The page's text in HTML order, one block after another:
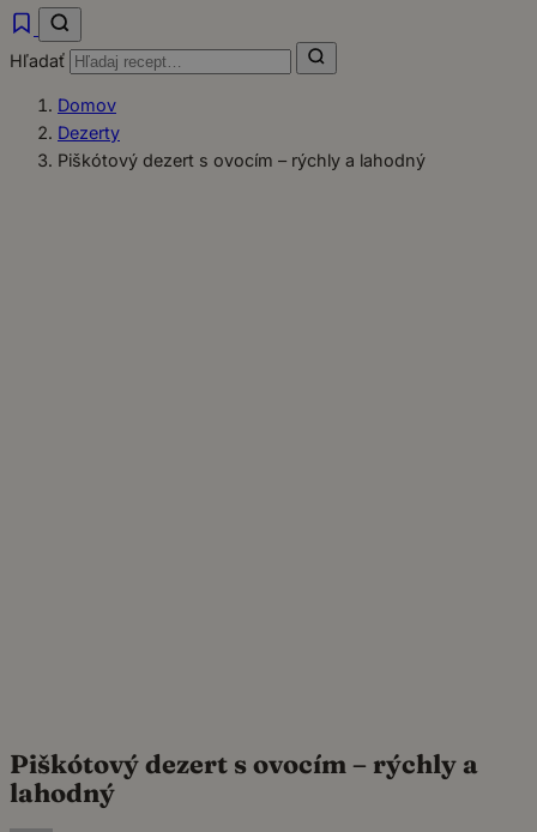
Hľadať
Domov
Dezerty
Piškótový dezert s ovocím – rýchly a lahodný
Piškótový dezert s ovocím – rýchly a
lahodný